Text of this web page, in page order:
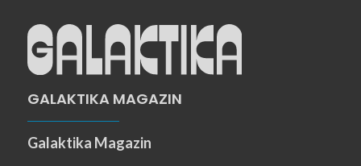
GALAKTIKA MAGAZIN
Galaktika Magazin